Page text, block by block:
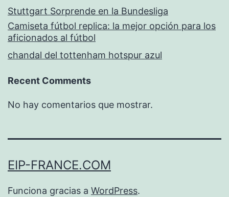
Stuttgart Sorprende en la Bundesliga
Camiseta fútbol replica: la mejor opción para los
aficionados al fútbol
chandal del tottenham hotspur azul
Recent Comments
No hay comentarios que mostrar.
EIP-FRANCE.COM
Funciona gracias a WordPress.